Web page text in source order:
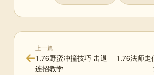
上一篇
1.76野蛮冲撞技巧 击退
连招教学
1.76法师走